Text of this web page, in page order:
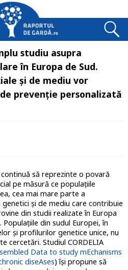
studiu asupra
în Europa de Sud.
și de mediu vor
prevenție personalizată
să reprezinte o povară
pe măsură ce populațiile
cea mai mare parte a
și de mediu care contribuie
din studii realizate în Europa
din sudul Europei, în
și profilurilor genetice unice, nu
cercetări. Studiul CORDELIA
Data to study mEchanisms
diseAses) își propune să